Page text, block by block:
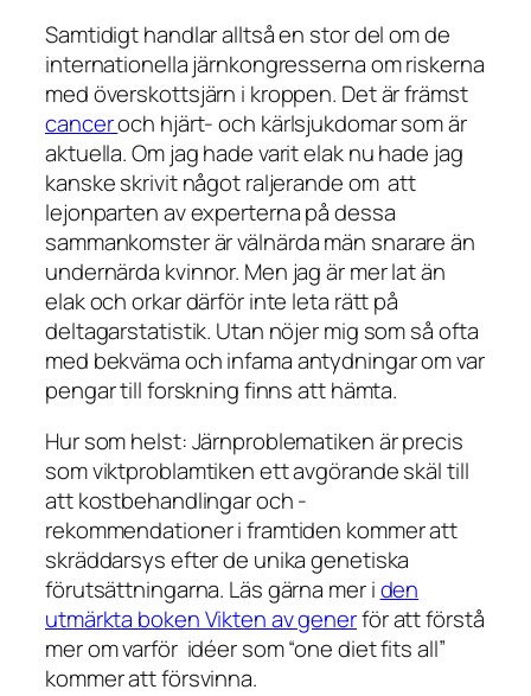
Samtidigt handlar alltså en stor del om de
internationella järnkongresserna om riskerna
med överskottsjärn i kroppen. Det är främst
canceroch hjärt- och kärlsjukdomar som är
aktuella. Om jag hade varit elak nu hade jag
kanske skrivit något raljerande om att
lejonparten av experterna på dessa
sammankomster är välnärda män snarare än
undernärda kvinnor. Men jag är mer lat än
elak och orkar därför inte leta rätt på
deltagarstatistik. Utan nöjer mig som så ofta
med bekväma och infama antydningar om var
pengar till forskning finns att hämta.
Hur som helst: Järnproblematiken är precis
som viktproblamtiken ett avgörande skäl till
att kostbehandlingar och -
rekommendationer i framtiden kommer att
skräddarsys efter de unika genetiska
förutsättningarna. Läs gärna mer iden
utmärkta boken Vikten av generför att förstå
mer om varför idéer som “one diet fits all”
kommer att försvinna.